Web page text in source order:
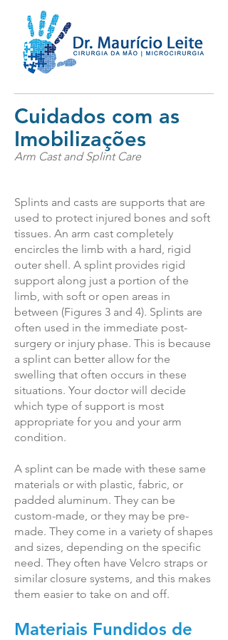
Cuidados com as
Imobilizações
Arm Cast and Splint Care
Splints and casts are supports that are
used to protect injured bones and soft
tissues. An arm cast completely
encircles the limb with a hard, rigid
outer shell. A splint provides rigid
support along just a portion of the
limb, with soft or open areas in
between (Figures 3 and 4). Splints are
often used in the immediate post-
surgery or injury phase. This is because
a splint can better allow for the
swelling that often occurs in these
situations. Your doctor will decide
which type of support is most
appropriate for you and your arm
condition.
A splint can be made with these same
materials or with plastic, fabric, or
padded aluminum. They can be
custom-made, or they may be pre-
made. They come in a variety of shapes
and sizes, depending on the specific
need. They often have Velcro straps or
similar closure systems, and this makes
them easier to take on and off.
Materiais Fundidos de